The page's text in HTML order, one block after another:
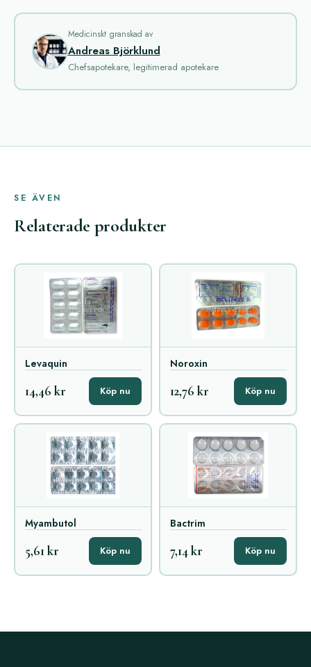
Medicinskt granskad av
Andreas Björklund
Chefsapotekare, legitimerad apotekare
SE ÄVEN
Relaterade produkter
Levaquin
14,46 kr Köp nu
Noroxin
12,76 kr Köp nu
Myambutol
5,61 kr Köp nu
Bactrim
7,14 kr Köp nu